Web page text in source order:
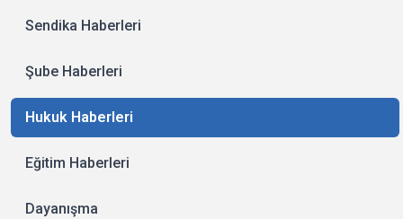
Sendika Haberleri
Şube Haberleri
Hukuk Haberleri
Eğitim Haberleri
Dayanışma